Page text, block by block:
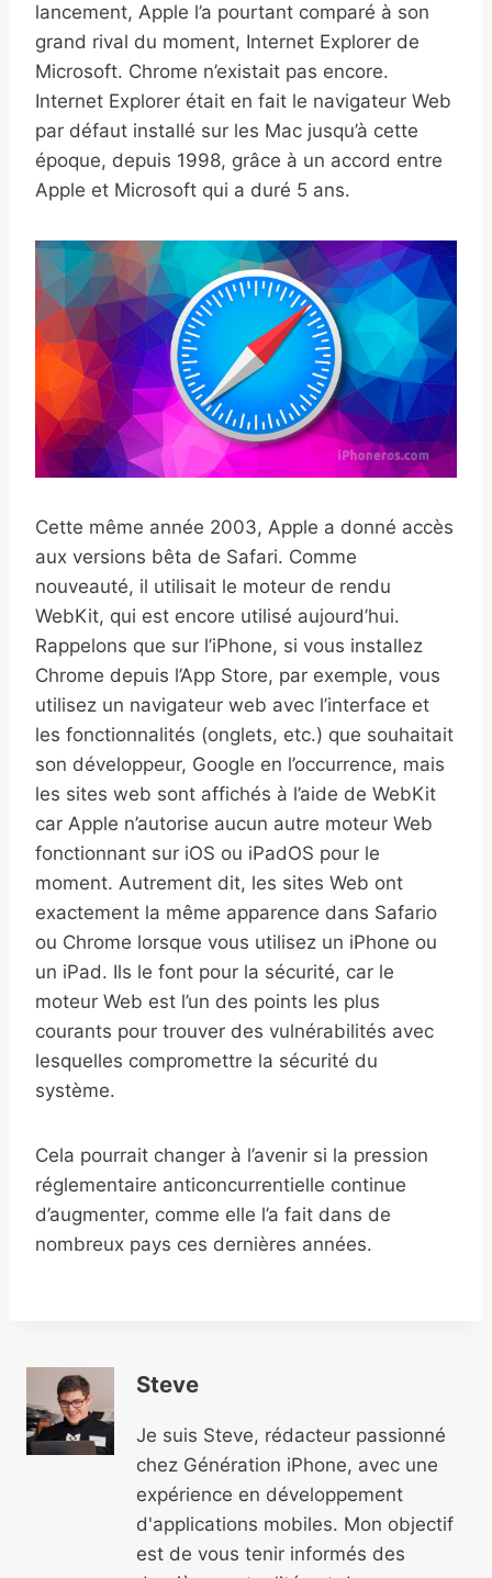
lancement, Apple l’a pourtant comparé à son
grand rival du moment, Internet Explorer de
Microsoft. Chrome n’existait pas encore.
Internet Explorer était en fait le navigateur Web
par défaut installé sur les Mac jusqu’à cette
époque, depuis 1998, grâce à un accord entre
Apple et Microsoft qui a duré 5 ans.
Cette même année 2003, Apple a donné accès
aux versions bêta de Safari. Comme
nouveauté, il utilisait le moteur de rendu
WebKit, qui est encore utilisé aujourd’hui.
Rappelons que sur l’iPhone, si vous installez
Chrome depuis l’App Store, par exemple, vous
utilisez un navigateur web avec l’interface et
les fonctionnalités (onglets, etc.) que souhaitait
son développeur, Google en l’occurrence, mais
les sites web sont affichés à l’aide de WebKit
car Apple n’autorise aucun autre moteur Web
fonctionnant sur iOS ou iPadOS pour le
moment. Autrement dit, les sites Web ont
exactement la même apparence dans Safario
ou Chrome lorsque vous utilisez un iPhone ou
un iPad. Ils le font pour la sécurité, car le
moteur Web est l’un des points les plus
courants pour trouver des vulnérabilités avec
lesquelles compromettre la sécurité du
système.
Cela pourrait changer à l’avenir si la pression
réglementaire anticoncurrentielle continue
d’augmenter, comme elle l’a fait dans de
nombreux pays ces dernières années.
Steve
Je suis Steve, rédacteur passionné
chez Génération iPhone, avec une
expérience en développement
d'applications mobiles. Mon objectif
est de vous tenir informés des